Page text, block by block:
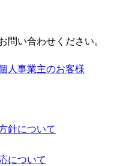
問い合わせください。
人事業主のお客様
針について
について